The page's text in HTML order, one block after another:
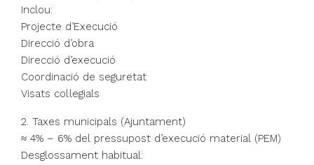
Inclou:
Projecte d’Execució
Direcció d’obra
Direcció d’execució
Coordinació de seguretat
Visats col·legials
2. Taxes municipals (Ajuntament)
≈ 4% – 6% del pressupost d’execució material (PEM)
Desglossament habitual: